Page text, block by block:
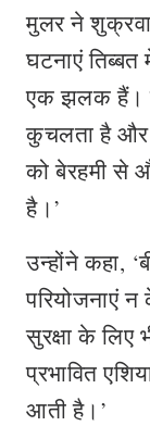
मुलर ने
घटनाएं तिब्बत
एक झलक हैं।
कुचलता है और
को बेरहमी से
है।’
उन्होंने कहा,
परियोजनाएं न
सुरक्षा के
प्रभावित
आती है।’